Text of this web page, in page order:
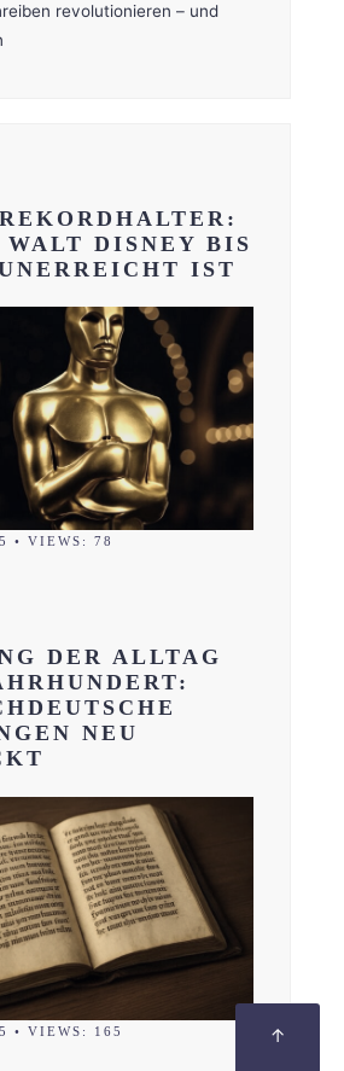
revolutionieren – und
WALT DISNEY BIS
IST
• VIEWS: 78
DER ALLTAG
NEU
• VIEWS: 165 ↑